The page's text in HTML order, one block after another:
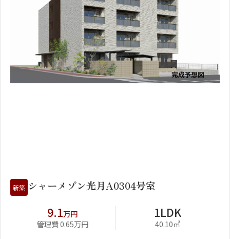
新築 シャーメゾン光月A0304号室
9.1万円
管理費 0.65万円
1LDK
40.10㎡